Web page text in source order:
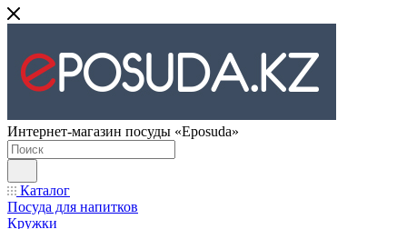
Интернет-магазин посуды «Eposuda»
Каталог
Посуда для напитков
Кружки